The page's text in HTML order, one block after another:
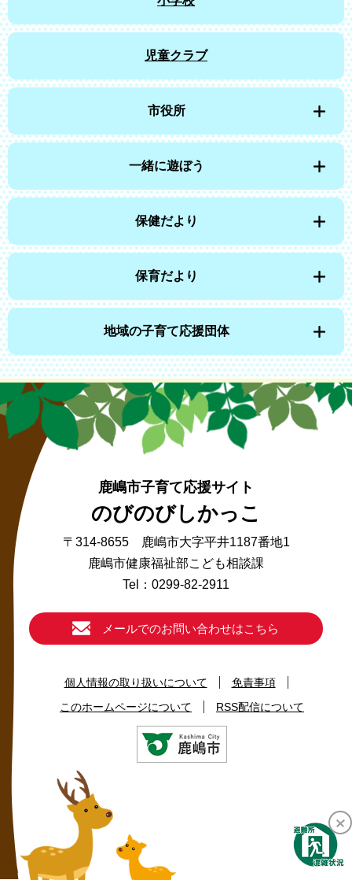
児童クラブ
市役所
一緒に遊ぼう
保健だより
保育だより
地域の子育て応援団体
鹿嶋市子育て応援サイト
のびのびしかっこ
〒314-8655 鹿嶋市大字平井1187番地1
鹿嶋市健康福祉部こども相談課
Tel：0299-82-2911
メールでのお問い合わせはこちら
個人情報の取り扱いについて
免責事項
このホームページについて
RSS配信について